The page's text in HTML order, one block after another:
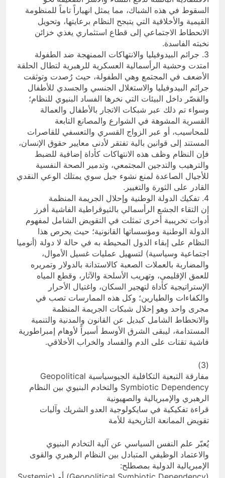
السقوط في هذه الشباك، مما يمثل انهياراً تاماً للمنظومة
القيمية والأخلاقية التي يتبجح النظام برعايتها، وتحويل
الانحطاط الاجتماعي إلى قطاع استثماري يغذي خزائن
نخبته الفاسدة.
3. جرائم البيدوفيليا والانتهاكات الممنهجة ضد الطفولة
امتدت وحشية الرأسمالية العسكرية للرهبرية لتطال الحلقة
الأضعف في المجتمع وهي الطفولة، حيث رُصدت وتوثقت
جرائم البيدوفيليا والاستغلال الجنسي والجسدي للأطفال
والقصّر داخل البيئات التي نخرها الفساد البنيوي للنظام؛
وسواء تم ذلك عبر شبكات الاتجار بالأطفال والعمالة
القسرية المشوهة في الشوارع والمصانع التابعة
للمحاسيب، أو عبر الزواج القسري والتعسفي للقاصرات
المستند إلى قوانين بالية تفتقر لأدنى معايير حقوق الإنسان،
فإن النظام وظف هذه الانتهاكات كأداة إضافية للضبط
والترهيب والتدجين المجتمعي، وتدمير الصحة النفسية
للأجيال الصاعدة لمنع نشوء جيل سوي يمتلك الوعي النقدي
القادر على الثورة والتغيير.
4. تفكيك الدولة الوطنية وإحلال الجريمة المنظمة
إن التقاء الجشع الرأسمالي بالثيوقراطية الفاشية أفرز
أدوات تخريبية أخرى تمثلت في التقويض الشامل لمفهوم
الدولة الوطنية ومؤسساتها القانونية؛ حيث يحرص هذا
النظام على إبقاء الدول المحيطة به في حالة لا دولة (أنوميا
اجتماعية وسياسية) لتسهيل عمليات غسيل الأموال،
والمضاربة بالعملات الصعبة كالاستدانة بالدولار وتمريره
للعمق الإقليمي، وتهريب الأسلحة والآثار، وقطع المياه
الإستراتيجية كأداة لتهجير السكان، واغتيال الأحرار
والكفاءات والطيارين؛ وكل هذه الممارسات تصب في
مجرى واحد وهو إحلال شبكات الجريمة المنظمة
والانحطاط الشامل كبديل عن القانون والمدنية والتنمية
المستدامة، ليبقى الشرق الأوسط أسيراً لأوهام إمبراطورية
فاشية تقتات على الدم والفساد والخراب الأخلاقي.
(3)
مفارقة التبعية التكافلية الجيوسياسية Geopolitical
Symbiotic Dependency والتخادم البنيوي بين النظام
الرهبري والإمبريالية والصهيونية
قراءة تفكيكية في سايكولوجية العدو الشريك وآليات
تقويض الممانعة التاريخية للأمة
يُعبّر علم النفس السياسي عن آلية التخادم البنيوي
والاعتماد الوظيفي المتبادل بين النظام الرهبري والقوى
الإمبريالية الدولية بمصطلح: